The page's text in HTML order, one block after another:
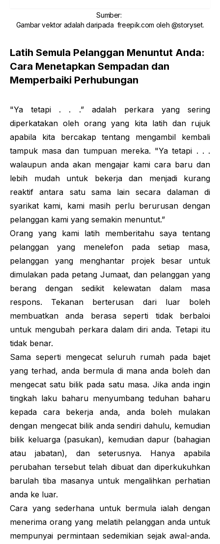
Sumber:
Gambar vektor adalah daripada freepik.com oleh @storyset.
Latih Semula Pelanggan Menuntut Anda:
Cara Menetapkan Sempadan dan
Memperbaiki Perhubungan
"Ya tetapi . . .” adalah perkara yang sering
diperkatakan oleh orang yang kita latih dan rujuk
apabila kita bercakap tentang mengambil kembali
tampuk masa dan tumpuan mereka. "Ya tetapi . . .
walaupun anda akan mengajar kami cara baru dan
lebih mudah untuk bekerja dan menjadi kurang
reaktif antara satu sama lain secara dalaman di
syarikat kami, kami masih perlu berurusan dengan
pelanggan kami yang semakin menuntut.”
Orang yang kami latih memberitahu saya tentang
pelanggan yang menelefon pada setiap masa,
pelanggan yang menghantar projek besar untuk
dimulakan pada petang Jumaat, dan pelanggan yang
berang dengan sedikit kelewatan dalam masa
respons. Tekanan berterusan dari luar boleh
membuatkan anda berasa seperti tidak berbaloi
untuk mengubah perkara dalam diri anda. Tetapi itu
tidak benar.
Sama seperti mengecat seluruh rumah pada bajet
yang terhad, anda bermula di mana anda boleh dan
mengecat satu bilik pada satu masa. Jika anda ingin
tingkah laku baharu menyumbang teduhan baharu
kepada cara bekerja anda, anda boleh mulakan
dengan mengecat bilik anda sendiri dahulu, kemudian
bilik keluarga (pasukan), kemudian dapur (bahagian
atau jabatan), dan seterusnya. Hanya apabila
perubahan tersebut telah dibuat dan diperkukuhkan
barulah tiba masanya untuk mengalihkan perhatian
anda ke luar.
Cara yang sederhana untuk bermula ialah dengan
menerima orang yang melatih pelanggan anda untuk
mempunyai permintaan sedemikian sejak awal-anda.